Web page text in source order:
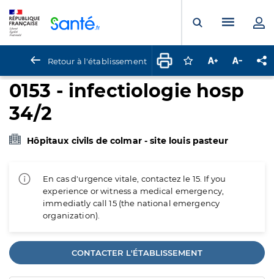
Ouvrir laMenu
Retour à l'établissement Connectez-vous
Augmenter la
0153 - infectiologie hosp
34/2
Hôpitaux civils de colmar - site louis pasteur
En cas d'urgence vitale, contactez le 15. If you
experience or witness a medical emergency,
immediatly call 15 (the national emergency
organization).
CONTACTER L'ÉTABLISSEMENT